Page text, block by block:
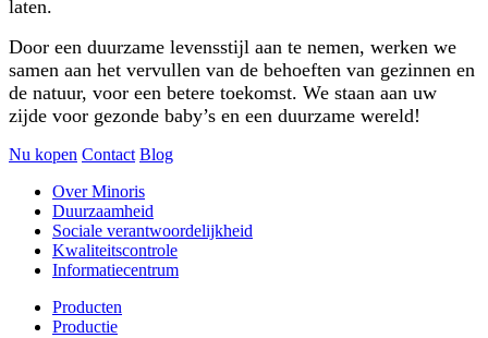
laten.
Door een duurzame levensstijl aan te nemen, werken we
samen aan het vervullen van de behoeften van gezinnen en
de natuur, voor een betere toekomst. We staan aan uw
zijde voor gezonde baby’s en een duurzame wereld!
Nu kopen Contact Blog
Over Minoris
Duurzaamheid
Sociale verantwoordelijkheid
Kwaliteitscontrole
Informatiecentrum
Producten
Productie